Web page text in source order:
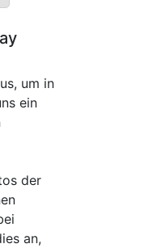
um in
ein
der
an,